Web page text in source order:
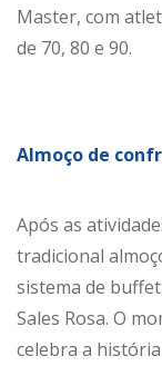
Master, com
de 70, 80 e 90.
Almoço de
Após as
tradicional
sistema de
Sales Rosa. O
celebra a